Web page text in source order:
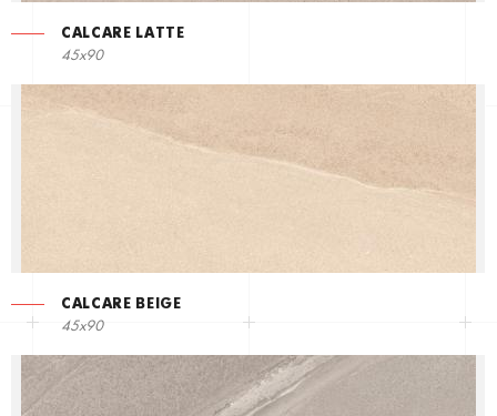
CALCARE LATTE
45x90
CALCARE BEIGE
45x90